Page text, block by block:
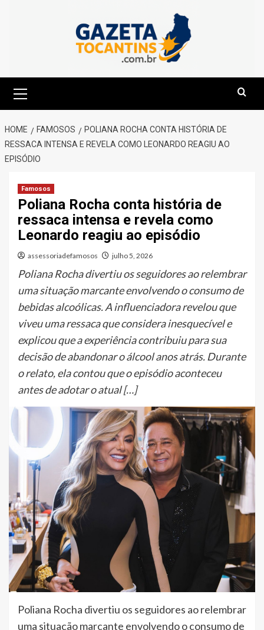
Menu
HOME FAMOSOS
POLIANA ROCHA CONTA HISTÓRIA DE
RESSACA INTENSA E REVELA COMO LEONARDO REAGIU AO
EPISÓDIO
Famosos
Poliana Rocha conta história de
ressaca intensa e revela como
Leonardo reagiu ao episódio
assessoriadefamosos julho 5, 2026
Poliana Rocha divertiu os seguidores ao relembrar
uma situação marcante envolvendo o consumo de
bebidas alcoólicas. A influenciadora revelou que
viveu uma ressaca que considera inesquecível e
explicou que a experiência contribuiu para sua
decisão de abandonar o álcool anos atrás. Durante
o relato, ela contou que o episódio aconteceu
antes de adotar o atual […]
Poliana Rocha divertiu os seguidores ao relembrar
uma situação marcante envolvendo o consumo de